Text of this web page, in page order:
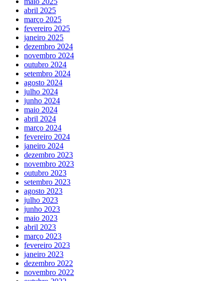
abril 2025
março 2025
fevereiro 2025
janeiro 2025
dezembro 2024
novembro 2024
outubro 2024
setembro 2024
agosto 2024
julho 2024
junho 2024
maio 2024
abril 2024
março 2024
fevereiro 2024
janeiro 2024
dezembro 2023
novembro 2023
outubro 2023
setembro 2023
agosto 2023
julho 2023
junho 2023
maio 2023
abril 2023
março 2023
fevereiro 2023
janeiro 2023
dezembro 2022
novembro 2022